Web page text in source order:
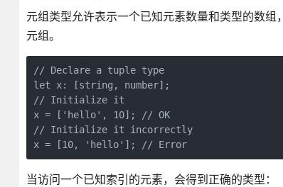
元组类型允许表示一个已知元素数量和类型的数
元组。
// Declare a tuple type
let x: [string, number];
// Initialize it
x = ['hello', 10]; // OK
// Initialize it incorrectly
x = [10, 'hello']; // Error
当访问一个已知索引的元素，会得到正确的类型：